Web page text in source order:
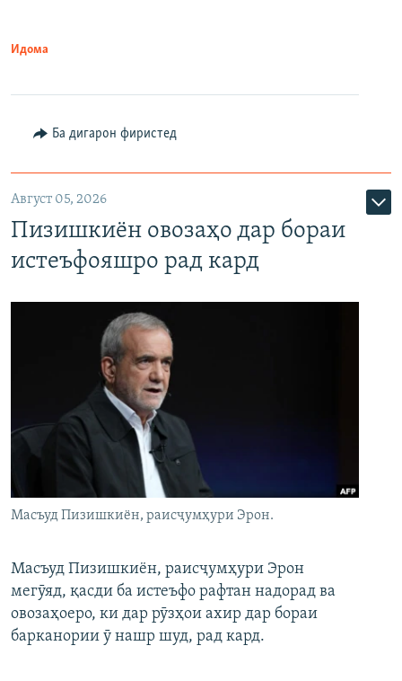
Идома
Ба дигарон фиристед
Август 05, 2026
Пизишкиён овозаҳо дар бораи
истеъфояшро рад кард
Масъуд Пизишкиён, раисҷумҳури Эрон.
Масъуд Пизишкиён, раисҷумҳури Эрон
мегӯяд, қасди ба истеъфо рафтан надорад ва
овозаҳоеро, ки дар рӯзҳои ахир дар бораи
барканории ӯ нашр шуд, рад кард.